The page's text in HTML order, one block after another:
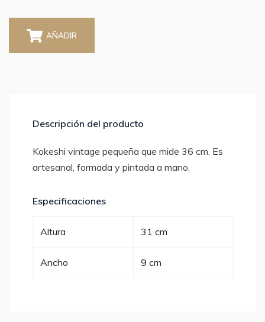
AÑADIR
Descripción del producto
Kokeshi vintage pequeña que mide 36 cm. Es
artesanal, formada y pintada a mano.
Especificaciones
Altura 31 cm
Ancho 9 cm